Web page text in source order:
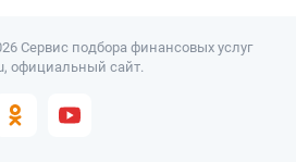
Сервис подбора финансовых услуг
официальный сайт.